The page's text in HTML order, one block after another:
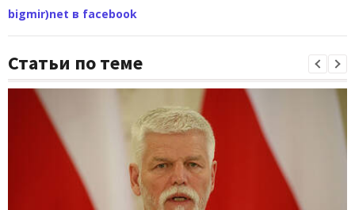
bigmir)net в facebook
Статьи по теме